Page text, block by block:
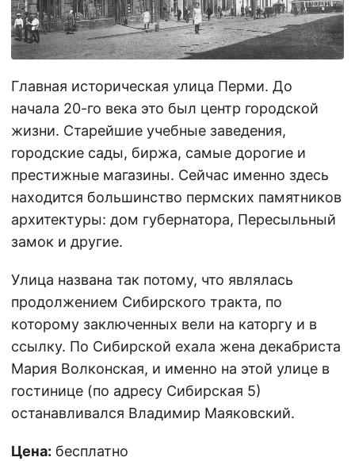
Главная историческая улица Перми. До
начала 20-го века это был центр городской
жизни. Старейшие учебные заведения,
городские сады, биржа, самые дорогие и
престижные магазины. Сейчас именно здесь
находится большинство пермских памятников
архитектуры: дом губернатора, Пересыльный
замок и другие.
Улица названа так потому, что являлась
продолжением Сибирского тракта, по
которому заключенных вели на каторгу и в
ссылку. По Сибирской ехала жена декабриста
Мария Волконская, и именно на этой улице в
гостинице (по адресу Сибирская 5)
останавливался Владимир Маяковский.
Цена: бесплатно